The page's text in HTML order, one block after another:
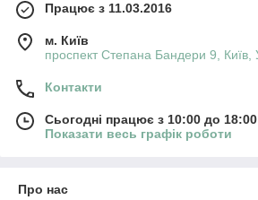
Працює з 11.03.2016
м. Київ
проспект Степана Бандери 9, Київ,
Контакти
Сьогодні працює з 10:00 до 18:00
Показати весь графік роботи
Про нас